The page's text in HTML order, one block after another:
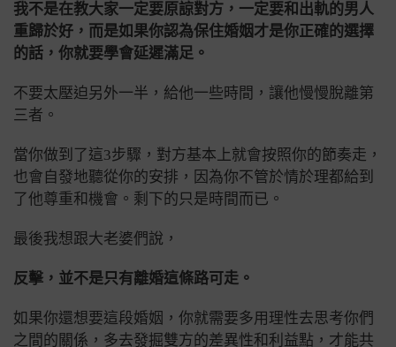
我不是在教大家一定要原諒對方，一定要和出軌的男人
重歸於好，而是如果你認為保住婚姻才是你正確的選擇
的話，你就要學會延遲滿足。
不要太壓迫另外一半，給他一些時間，讓他慢慢脫離第
三者。
當你做到了這3步驟，對方基本上就會按照你的節奏走，
也會自發地聽從你的安排，因為你不管於情於理都給到
了他尊重和機會。剩下的只是時間而已。
最後我想跟大老婆們說，
反擊，並不是只有離婚這條路可走。
如果你還想要這段婚姻，你就需要多用理性去思考你們
之間的關係，多去發掘雙方的差異性和利益點，才能共